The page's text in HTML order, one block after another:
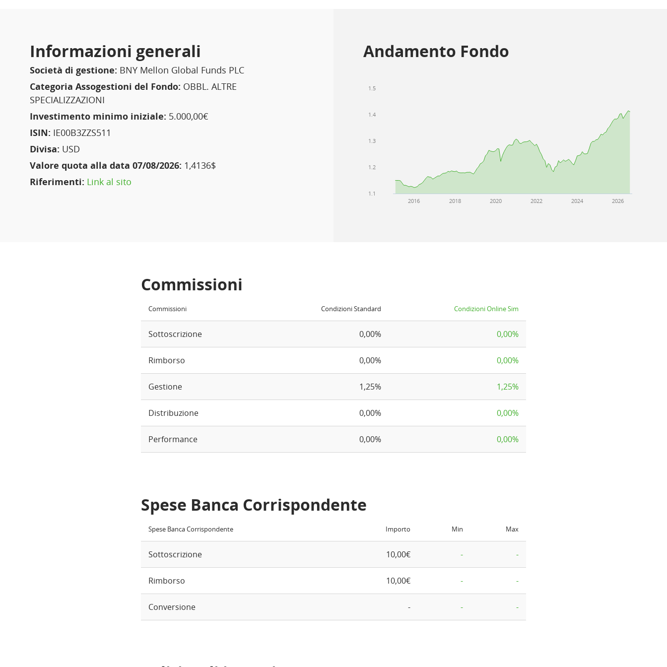
Informazioni generali
Società di gestione: BNY Mellon Global Funds PLC
Categoria Assogestioni del Fondo: OBBL. ALTRE
SPECIALIZZAZIONI
Investimento minimo iniziale: 5.000,00€
ISIN: IE00B3ZZS511
Divisa: USD
Valore quota alla data 07/08/2026: 1,4136$
Riferimenti: Link al sito
Andamento Fondo
2016 2018 2020 2022 2024 2026
1.1
1.2
1.3
1.4
1.5
Commissioni
Commissioni Condizioni Standard Condizioni Online Sim
Sottoscrizione 0,00% 0,00%
Rimborso 0,00% 0,00%
Gestione 1,25% 1,25%
Distribuzione 0,00% 0,00%
Performance 0,00% 0,00%
Spese Banca Corrispondente
Spese Banca Corrispondente Importo Min Max
Sottoscrizione 10,00€ - -
Rimborso 10,00€ - -
Conversione - - -